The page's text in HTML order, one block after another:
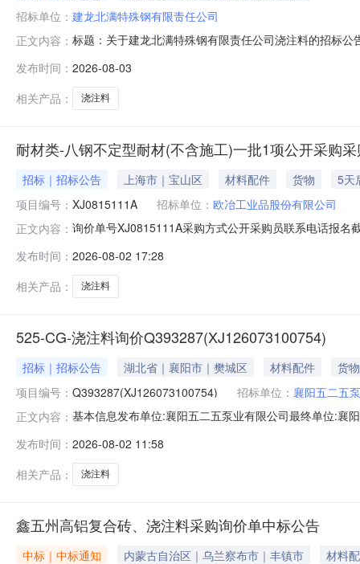
招标单位： 建龙北满特殊钢有限责任公司
正文内容： 标题：关于建龙北满特殊钢有限责任公司浇注料的招标
发布时间： 2026-08-03
相关产品：
浇注料
耐材类-八钢不定型耐材(不含施工)一批1项公开采购
招标｜招标公告 上海市｜宝山区 材料配件 货物
5天
项目编号： XJ0815111A 招标单位： 欧冶工业品股份有限公司
正文内容： 询价单号XJ0815111A采购方式公开采购员联系电话报
3%0Cr25Ni20钢钎维)氧化铝（%）:≥45%;应用领域:浇
发布时间： 2026-08-02 17:28
相关产品：
浇注料
525-CG-浇注料询价Q393287(XJ126073100754)
招标｜招标公告 湖北省｜襄阳市｜樊城区 材料配件
货物
项目编号： Q393287(XJ126073100754) 招标单位： 襄阳五二五
正文内容： 基本信息发布单位:襄阳五二五泵业有限公司最终单位:襄
始时间2026-07-3117:30:00结束时间2026-08-0212:00:00
发布时间： 2026-08-02 11:58
相关产品：
浇注料
鑫五州高铝复合砖、浇注料采购询价单中标公告
中标｜中标通知 内蒙古自治区｜乌兰察布市｜丰镇市
材料